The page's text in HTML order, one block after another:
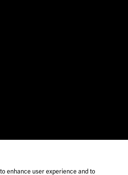
enhance user experience and to